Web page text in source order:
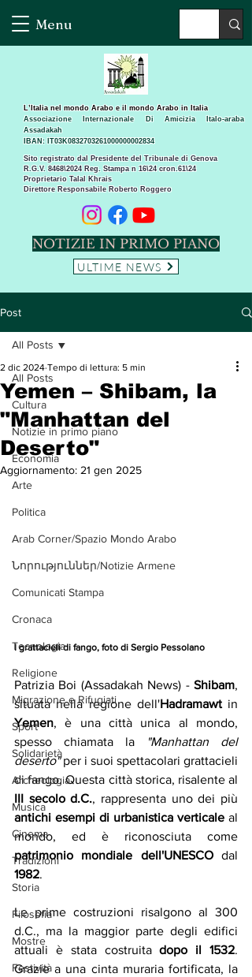
Menu
Sito registrato dal Presidente del Tribunale di Genova
R.G.V. 8468\2024 Reg. Stampa n 16\24 cron.61\24 ​
Proprietario Talal Khrais
Direttore Responsabile Roberto Roggero
L’Italia nel mondo Arabo e il mondo Arabo in Italia
Associazione Internazionale Di Amicizia Italo-araba
Assadakah
IBAN: IT03K0832703261000000002834
NOTIZIE IN PRIMO PIANO
ULTIME NEWS
Post
All Posts
Cultura
Notizie in primo piano
Economia
Arte
Politica
Arab Corner/Spazio Mondo Arabo
Նորություններ/Notizie Armene
Comunicati Stampa
Cronaca
Tecnologia
Religione
Migrazione e Rifugiati
Sport
Solidarietà
Archeologia
Musica
Cinema
Tradizioni
Storia
Filosofia
Mostre
Festività
All Posts
Yemen – Shibam, la
"Manhattan del
Deserto"
2 dic 2024 Tempo di lettura: 5 min
Aggiornamento: 21 gen 2025
I grattacieli di fango, foto di Sergio Pessolano
Patrizia Boi (Assadakah News) - Shibam,
situata nella regione dell'Hadramawt
Yemen, è una città unica al mondo,
spesso chiamata la
"Manhattan del
deserto" per i suoi spettacolari grattacieli
III secolo d.C.
antichi esempi di urbanistica verticale al
patrimonio mondiale dell'UNESCO
1982.
Le prime costruzioni risalgono al 300
d.C., ma la maggior parte degli edifici
attuali è stata costruita dopo il 1532.
Grazie a una cinta muraria fortificata, la